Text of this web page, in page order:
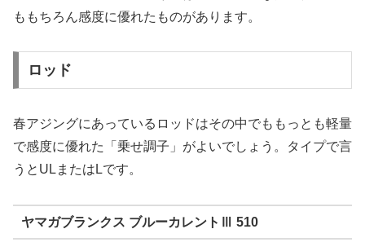
ももちろん感度に優れたものがあります。
ロッド
春アジングにあっているロッドはその中でももっとも軽量
で感度に優れた「乗せ調子」がよいでしょう。タイプで言
うとULまたはLです。
ヤマガブランクス ブルーカレントⅢ 510